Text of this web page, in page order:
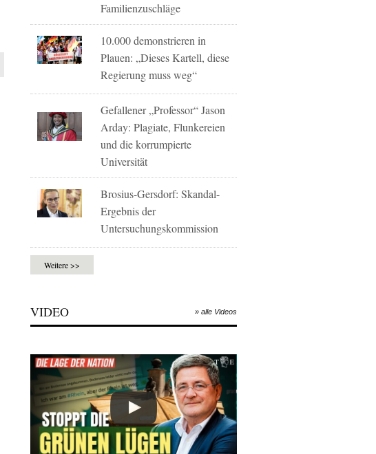
Familienzuschläge
10.000 demonstrieren in
Plauen: „Dieses Kartell, diese
Regierung muss weg“
Gefallener „Professor“ Jason
Arday: Plagiate, Flunkereien
und die korrumpierte
Universität
Brosius-Gersdorf: Skandal-
Ergebnis der
Untersuchungskommission
Weitere >>
VIDEO » alle Videos